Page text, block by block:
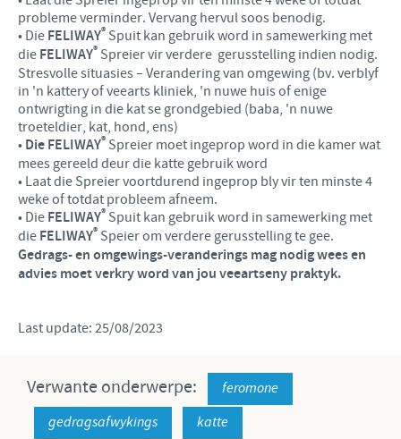
probleme verminder. Vervang hervul soos benodig.
• Die FELIWAY® Spuit kan gebruik word in samewerking met
die FELIWAY® Spreier vir verdere gerusstelling indien nodig.
Stresvolle situasies – Verandering van omgewing (bv. verblyf
in 'n kattery of veearts kliniek, 'n nuwe huis of enige
ontwrigting in die kat se grondgebied (baba, 'n nuwe
troeteldier, kat, hond, ens)
• Die FELIWAY® Spreier moet ingeprop word in die kamer wat
mees gereeld deur die katte gebruik word
• Laat die Spreier voortdurend ingeprop bly vir ten minste 4
weke of totdat probleem afneem.
• Die FELIWAY® Spuit kan gebruik word in samewerking met
die FELIWAY® Speier om verdere gerusstelling te gee.
Gedrags- en omgewings-veranderings mag nodig wees en
advies moet verkry word van jou veeartseny praktyk.
Last update: 25/08/2023
Verwante onderwerpe:
feromone
gedragsafwykings
katte